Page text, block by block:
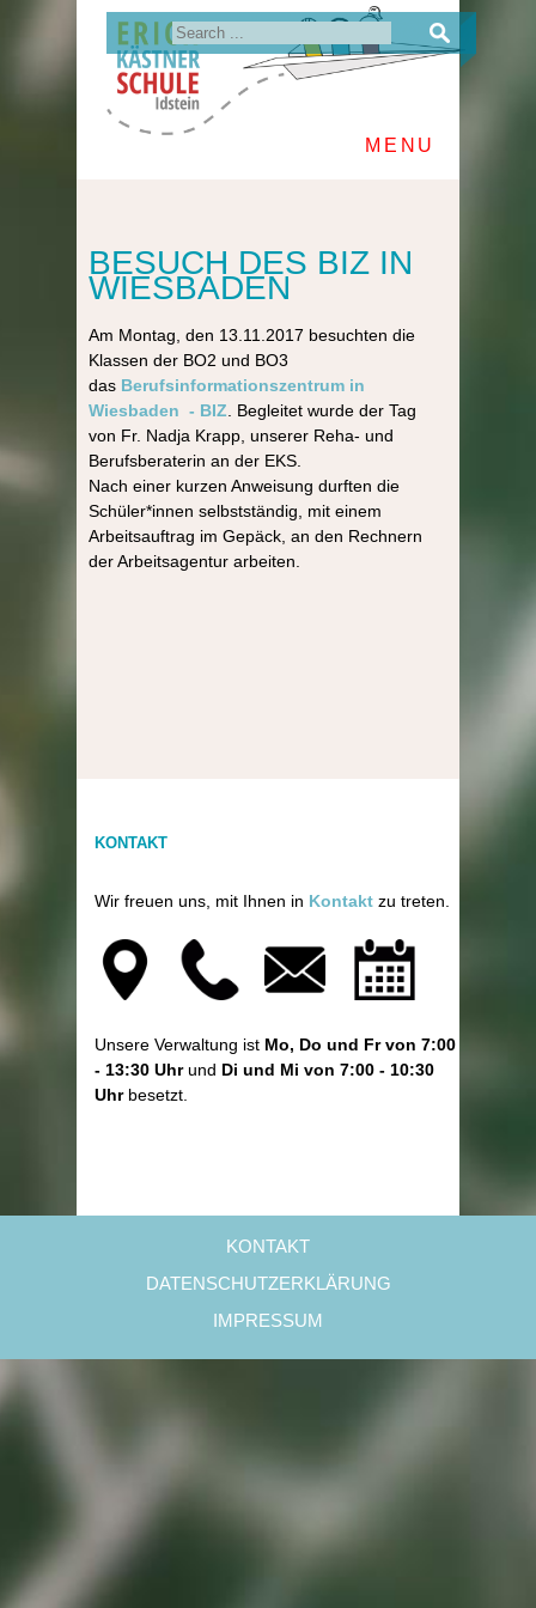
MENU
BESUCH DES BIZ IN
WIESBADEN
Am Montag, den 13.11.2017 besuchten die
Klassen der BO2 und BO3
das Berufsinformationszentrum in
Wiesbaden - BIZ . Begleitet wurde der Tag
von Fr. Nadja Krapp, unserer Reha- und
Berufsberaterin an der EKS.
Nach einer kurzen Anweisung durften die
Schüler*innen selbstständig, mit einem
Arbeitsauftrag im Gepäck, an den Rechnern
der Arbeitsagentur arbeiten.
KONTAKT
Wir freuen uns, mit Ihnen in Kontakt zu treten.
Unsere Verwaltung ist Mo, Do und Fr von 7:00
- 13:30 Uhrund Di und Mi von 7:00 - 10:30
Uhrbesetzt.
KONTAKT
DATENSCHUTZERKLÄRUNG
IMPRESSUM